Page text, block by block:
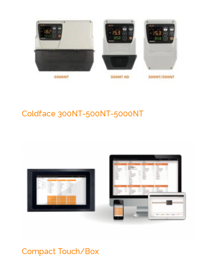
Coldface 300NT-500NT-5000NT
Compact Touch/Box